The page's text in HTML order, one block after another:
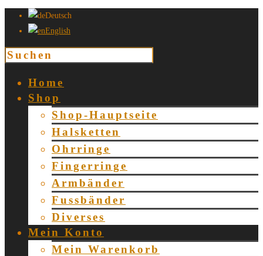
Deutsch
English
Home
Shop
Shop-Hauptseite
Halsketten
Ohrringe
Fingerringe
Armbänder
Fussbänder
Diverses
Mein Konto
Mein Warenkorb